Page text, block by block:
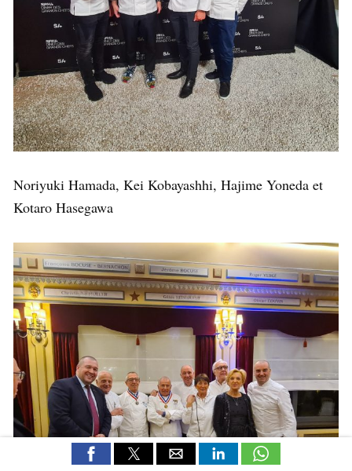
Noriyuki Hamada, Kei Kobayashhi, Hajime Yoneda et
Kotaro Hasegawa